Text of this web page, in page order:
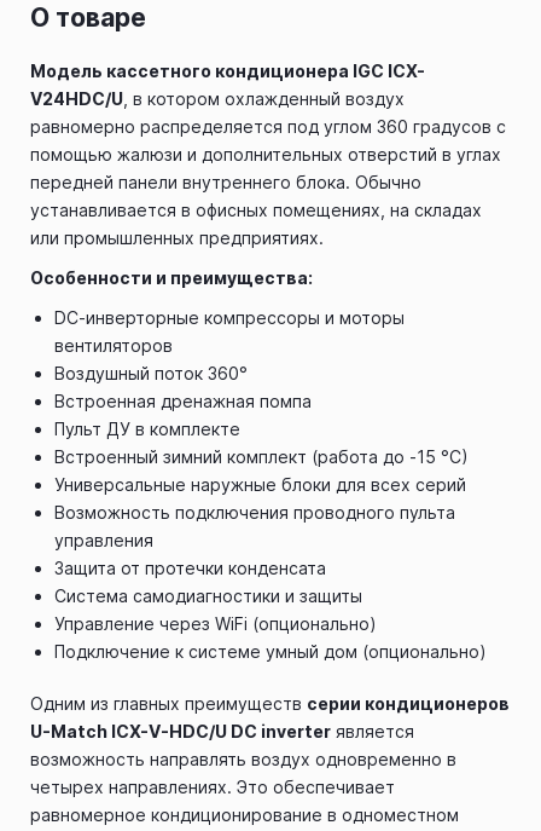
О товаре
Модель кассетного кондиционера IGC ICХ-
V24HDC/U , в котором охлажденный воздух
равномерно распределяется под углом 360 градусов с
помощью жалюзи и дополнительных отверстий в углах
передней панели внутреннего блока. Обычно
устанавливается в офисных помещениях, на складах
или промышленных предприятиях.
Особенности и преимущества:
DС-инверторные компрессоры и моторы
вентиляторов
Воздушный поток 360°
Встроенная дренажная помпа
Пульт ДУ в комплекте
Встроенный зимний комплект (работа до -15 °С)
Универсальные наружные блоки для всех серий
Возможность подключения проводного пульта
управления
Защита от протечки конденсата
Система самодиагностики и защиты
Управление через WiFi (опционально)
Подключение к системе умный дом (опционально)
Одним из главных преимуществ серии кондиционеров
U-Match ICХ-V-HDC/U DC inverter является
возможность направлять воздух одновременно в
четырех направлениях. Это обеспечивает
равномерное кондиционирование в одноместном